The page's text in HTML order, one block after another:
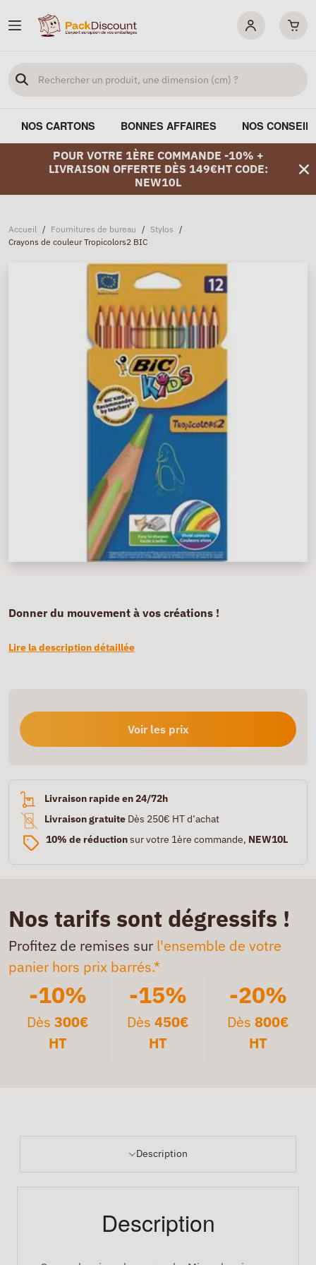
NOS CARTONS BONNES AFFAIRES NOS
POUR VOTRE 1ÈRE COMMANDE -10% +
LIVRAISON OFFERTE DÈS 149€HT CODE:
NEW10L
Accueil / Fournitures de bureau / Stylos /
Crayons de couleur Tropicolors2 BIC
Donner du mouvement à vos créations !
Lire la description détaillée
Voir les prix
Livraison rapide en 24/72h
Livraison gratuite Dès 250€ HT d’achat
10% de réductionsur votre 1ère commande, NEW10L
Nos tarifs sont dégressifs !
Profitez de remises sur l'ensemble de votre
panier hors prix barrés.*
-10%
Dès300€
HT
-15%
Dès 450€
HT
-20%
Dès 800€
HT
Description
Description